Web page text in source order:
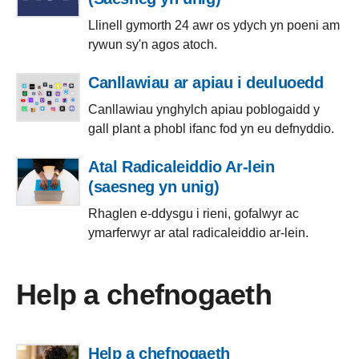
Llinell gymorth 24 awr os ydych yn poeni am
rywun sy'n agos atoch.
Canllawiau ar apiau i deuluoedd
Canllawiau ynghylch apiau poblogaidd y
gall plant a phobl ifanc fod yn eu defnyddio.
Atal Radicaleiddio Ar-lein
(saesneg yn unig)
Rhaglen e-ddysgu i rieni, gofalwyr ac
ymarferwyr ar atal radicaleiddio ar-lein.
Help a chefnogaeth
Help a chefnogaeth